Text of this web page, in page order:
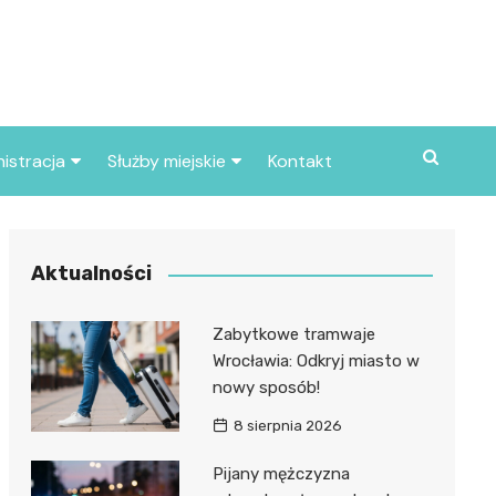
miasta
Służby miejskie
Policja
Kontakt
Aktualności
Zabytkowe tramwaje
Wrocławia: Odkryj miasto w
nowy sposób!
8 sierpnia 2026
Pijany mężczyzna